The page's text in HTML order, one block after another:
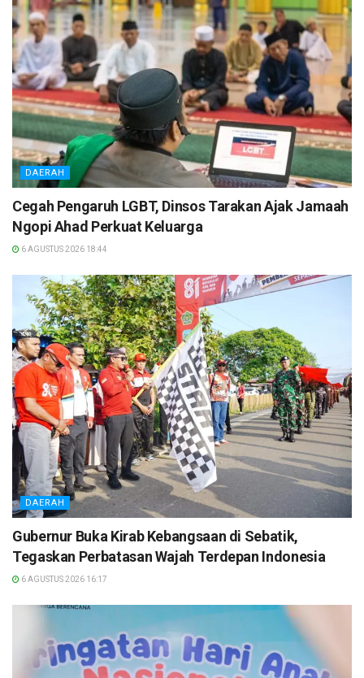
DAERAH
Cegah Pengaruh LGBT, Dinsos Tarakan Ajak Jamaah
Ngopi Ahad Perkuat Keluarga
6 AGUSTUS 2026 18:44
DAERAH
Gubernur Buka Kirab Kebangsaan di Sebatik,
Tegaskan Perbatasan Wajah Terdepan Indonesia
6 AGUSTUS 2026 16:17